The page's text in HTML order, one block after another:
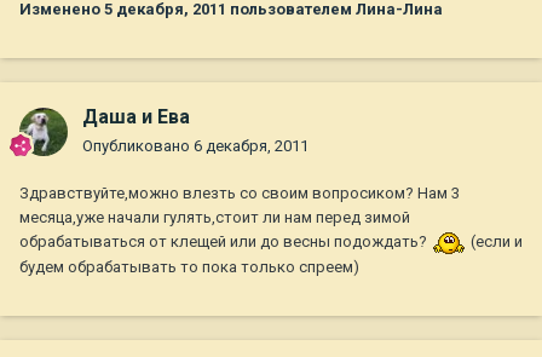
Изменено 5 декабря, 2011 пользователем Лина-Лина
Даша и Ева
Опубликовано 6 декабря, 2011
Здравствуйте,можно влезть со своим вопросиком? Нам 3
месяца,уже начали гулять,стоит ли нам перед зимой
обрабатываться от клещей или до весны подождать?
(если и
будем обрабатывать то пока только спреем)